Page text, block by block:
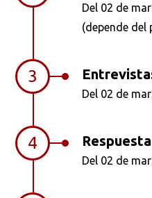
Del 02 de
(depende del
3
Del 02 de
4
Del 02 de